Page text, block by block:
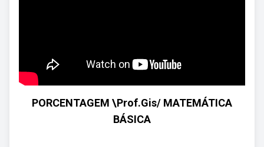
PORCENTAGEM \Prof.Gis/ MATEMÁTICA
BÁSICA